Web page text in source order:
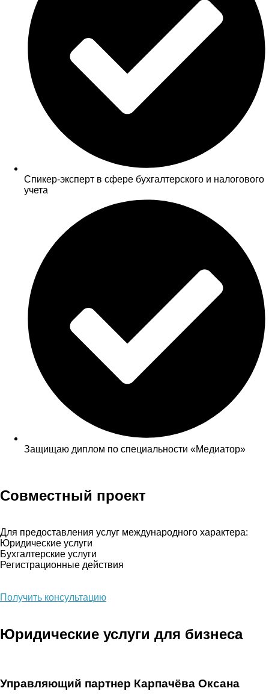
Спикер-эксперт в сфере бухгалтерского и налогового
учета
Защищаю диплом по специальности «Медиатор»
Совместный проект
Для предоставления услуг международного характера:
Юридические услуги
Бухгалтерские услуги
Регистрационные действия
Получить консультацию
Юридические услуги для бизнеса
Управляющий партнер Карпачёва Оксана